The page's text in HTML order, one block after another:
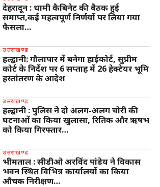
देहरादून : धामी कैबिनेट की बैठक हुई
समाप्त,कई महत्वपूर्ण निर्णयों पर लिया गया
फैसला…
उत्तराखण्ड
हल्द्वानी: गौलापार में बनेगा हाईकोर्ट, सुप्रीम
कोर्ट के निर्देश पर 6 सप्ताह में 26 हेक्टेयर भूमि
हस्तांतरण के आदेश
उत्तराखण्ड
हल्द्वानी : पुलिस ने दो अलग-अलग चोरी की
घटनाओं का किया खुलासा, रितिक और ऋषभ
को किया गिरफ्तार…
उत्तराखण्ड
भीमताल : सीडीओ अरविंद पांडेय ने विकास
भवन स्थित विभिन्न कार्यालयों का किया
औचक निरीक्षण…